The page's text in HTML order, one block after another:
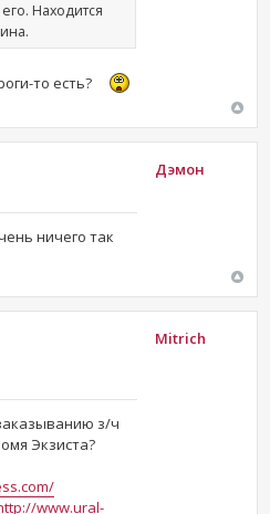
Находится
то есть?
ничего так
Дэмон
з/ч
Экзиста?
www.ural-
Mitrich